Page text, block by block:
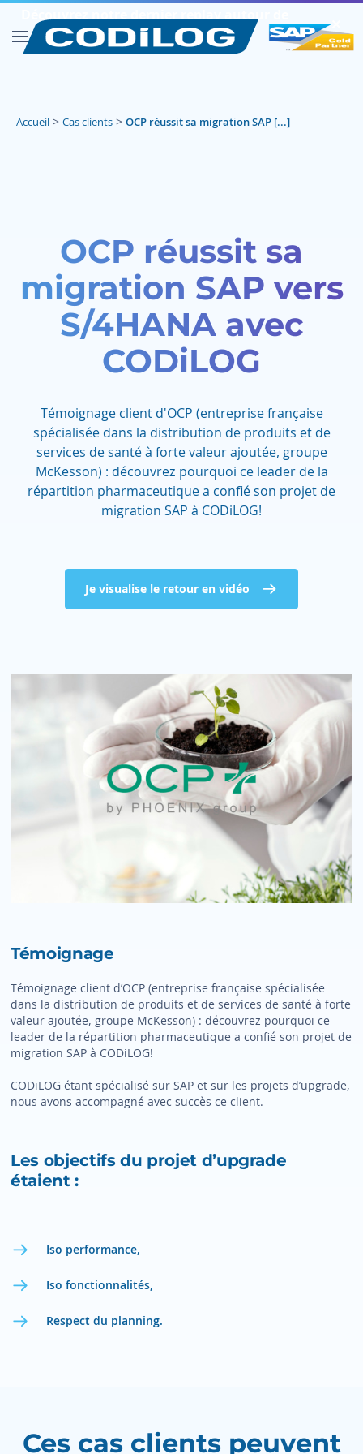
SAP FIORI Découvrir ✕︎
Accueil > Cas clients > OCP réussit sa migration SAP [...]
OCP réussit sa
migration SAP vers
S/4HANA avec
CODiLOG
Témoignage client d'OCP (entreprise française
spécialisée dans la distribution de produits et de
services de santé à forte valeur ajoutée, groupe
McKesson) : découvrez pourquoi ce leader de la
répartition pharmaceutique a confié son projet de
migration SAP à CODiLOG!
Je visualise le retour en vidéo
Témoignage
Témoignage client d’OCP (entreprise française spécialisée
dans la distribution de produits et de services de santé à forte
valeur ajoutée, groupe McKesson) : découvrez pourquoi ce
leader de la répartition pharmaceutique a confié son projet de
migration SAP à CODiLOG!
CODiLOG étant spécialisé sur SAP et sur les projets d’upgrade,
nous avons accompagné avec succès ce client.
Les objectifs du projet d’upgrade
étaient :
Iso performance,
Iso fonctionnalités,
Respect du planning.
Ces cas clients peuvent